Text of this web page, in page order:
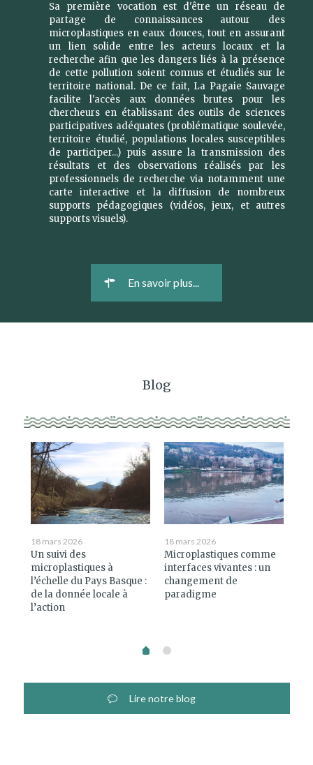
Sa première vocation est d'être un réseau de
partage de connaissances autour des
microplastiques en eaux douces, tout en assurant
un lien solide entre les acteurs locaux et la
recherche afin que les dangers liés à la présence
de cette pollution soient connus et étudiés sur le
territoire national. De ce fait, La Pagaie Sauvage
facilite l'accès aux données brutes pour les
chercheurs en établissant des outils de sciences
participatives adéquates (problématique soulevée,
territoire étudié, populations locales susceptibles
de participer...) puis assure la transmission des
résultats et des observations réalisés par les
professionnels de recherche via notamment une
carte interactive et la diffusion de nombreux
supports pédagogiques (vidéos, jeux, et autres
supports visuels).
En savoir plus...
Blog
18 mars 2026
Un suivi des
microplastiques à
l’échelle du Pays Basque :
de la donnée locale à
l’action
18 mars 2026
Microplastiques comme
interfaces vivantes : un
changement de
paradigme
Lire notre blog